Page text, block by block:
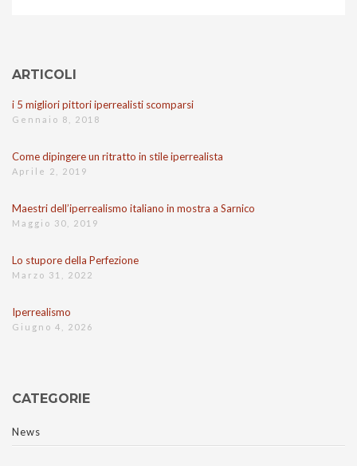
ARTICOLI
i 5 migliori pittori iperrealisti scomparsi
Gennaio 8, 2018
Come dipingere un ritratto in stile iperrealista
Aprile 2, 2019
Maestri dell’iperrealismo italiano in mostra a Sarnico
Maggio 30, 2019
Lo stupore della Perfezione
Marzo 31, 2022
Iperrealismo
Giugno 4, 2026
CATEGORIE
News